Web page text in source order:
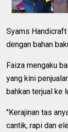
Syams
dengan bahan
Faiza mengaku
yang kini
bahkan terjual ke
"Kerajinan tas
cantik, rapi dan